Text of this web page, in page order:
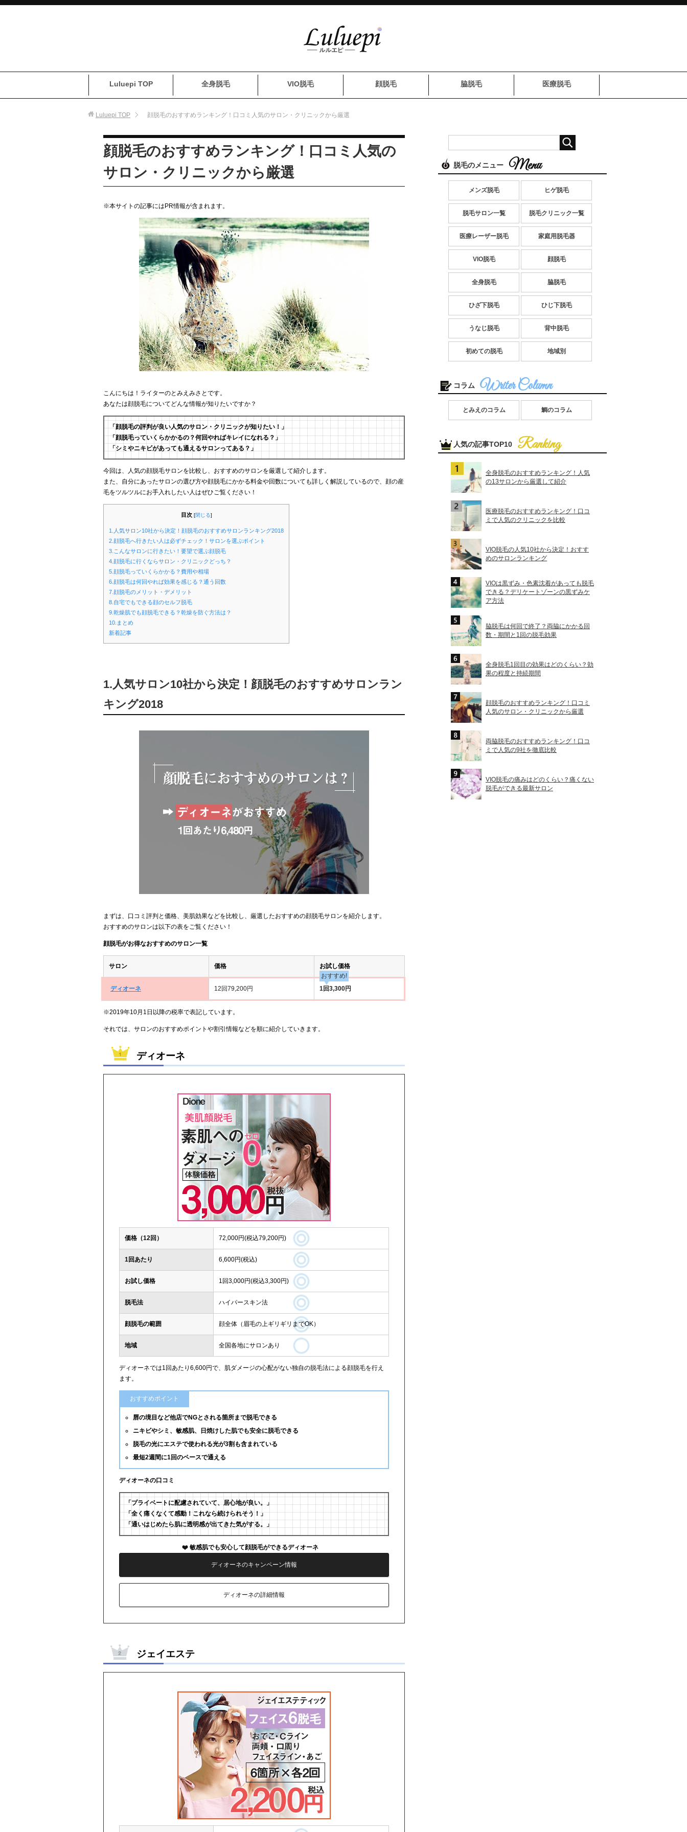
Luluepi TOP 全身脱毛 VIO脱毛 顔脱毛 脇脱毛 医療脱毛
Luluepi TOP 顔脱毛のおすすめランキング！口コミ人気のサロン・クリニックから厳選
顔脱毛のおすすめランキング！口コミ人気の
サロン・クリニックから厳選
※本サイトの記事にはPR情報が含まれます。
こんにちは！ライターのとみえみさとです。
あなたは顔脱毛についてどんな情報が知りたいですか？
「顔脱毛の評判が良い人気のサロン・クリニックが知りたい！」
「顔脱毛っていくらかかるの？何回やればキレイになれる？」
「シミやニキビがあっても通えるサロンってある？」
今回は、人気の顔脱毛サロンを比較し、おすすめのサロンを厳選して紹介します。
また、自分にあったサロンの選び方や顔脱毛にかかる料金や回数についても詳しく解説しているので、顔の産
毛をツルツルにお手入れしたい人はぜひご覧ください！
目次 [閉じる]
1.人気サロン10社から決定！顔脱毛のおすすめサロンランキング2018
2.顔脱毛へ行きたい人は必ずチェック！サロンを選ぶポイント
3.こんなサロンに行きたい！要望で選ぶ顔脱毛
4.顔脱毛に行くならサロン・クリニックどっち？
5.顔脱毛っていくらかかる？費用や相場
6.顔脱毛は何回やれば効果を感じる？通う回数
7.顔脱毛のメリット・デメリット
8.自宅でもできる顔のセルフ脱毛
9.乾燥肌でも顔脱毛できる？乾燥を防ぐ方法は？
10.まとめ
新着記事
1.人気サロン10社から決定！顔脱毛のおすすめサロンラン
キング2018
まずは、口コミ評判と価格、美肌効果などを比較し、厳選したおすすめの顔脱毛サロンを紹介します。
おすすめのサロンは以下の表をご覧ください！
顔脱毛がお得なおすすめのサロン一覧
サロン 価格 お試し価格
ディオーネ 12回79,200円
おすすめ!
1回3,300円
※2019年10月1日以降の税率で表記しています。
それでは、サロンのおすすめポイントや割引情報などを順に紹介していきます。
ディオーネ
価格（12回） 72,000円(税込79,200円)
1回あたり 6,600円(税込)
お試し価格 1回3,000円(税込3,300円)
脱毛法 ハイパースキン法
顔脱毛の範囲 顔全体（眉毛の上ギリギリまでOK）
地域 全国各地にサロンあり
ディオーネでは1回あたり6,600円で、肌ダメージの心配がない独自の脱毛法による顔脱毛を行え
ます。
おすすめポイント
唇の境目など他店でNGとされる箇所まで脱毛できる
ニキビやシミ、敏感肌、日焼けした肌でも安全に脱毛できる
脱毛の光にエステで使われる光が3割も含まれている
最短2週間に1回のペースで通える
ディオーネの口コミ
「プライベートに配慮されていて、居心地が良い。」
「全く痛くなくて感動！これなら続けられそう！」
「通いはじめたら肌に透明感が出てきた気がする。」
敏感肌でも安心して顔脱毛ができるディオーネ
ディオーネのキャンペーン情報
ディオーネの詳細情報
ジェイエステ
脱毛のメニュー
メンズ脱毛 ヒゲ脱毛
脱毛サロン一覧 脱毛クリニック一覧
医療レーザー脱毛 家庭用脱毛器
VIO脱毛 顔脱毛
全身脱毛 脇脱毛
ひざ下脱毛 ひじ下脱毛
うなじ脱毛 背中脱毛
初めての脱毛 地域別
コラム
とみえのコラム 鯛のコラム
人気の記事TOP10
全身脱毛のおすすめランキング！人気
の13サロンから厳選して紹介
医療脱毛のおすすめランキング！口コ
ミで人気のクリニックを比較
VIO脱毛の人気10社から決定！おすす
めのサロンランキング
VIOは黒ずみ・色素沈着があっても脱毛
できる？デリケートゾーンの黒ずみケ
ア方法
脇脱毛は何回で終了？両脇にかかる回
数・期間と1回の脱毛効果
全身脱毛1回目の効果はどのくらい？効
果の程度と持続期間
顔脱毛のおすすめランキング！口コミ
人気のサロン・クリニックから厳選
両脇脱毛のおすすめランキング！口コ
ミで人気の9社を徹底比較
VIO脱毛の痛みはどのくらい？痛くない
脱毛ができる最新サロン